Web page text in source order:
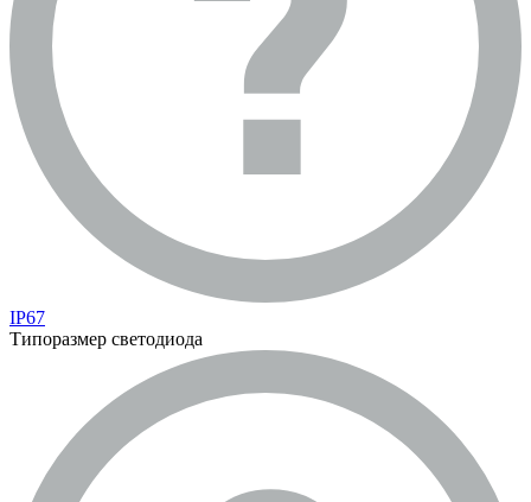
IP67
Типоразмер светодиода